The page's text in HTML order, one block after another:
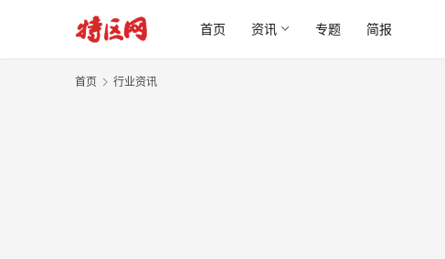
首页 资讯 专题 简报
首页 行业资讯